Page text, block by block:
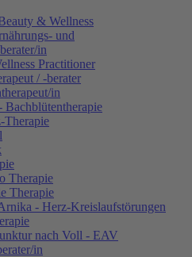
& Wellness
und
in
Practitioner
/ -berater
in
Bachblütentherapie
Therapie
Therapie
Therapie
- Herz-Kreislaufstörungen
nach Voll - EAV
in